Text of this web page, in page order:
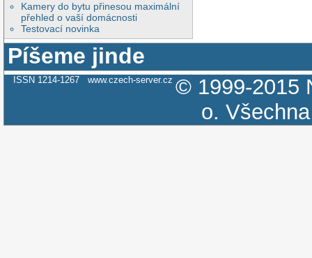
Kamery do bytu přinesou maximální
přehled o vaší domácnosti
Testovací novinka
Píšeme jinde
ISSN 1214-1267 www.czech-server.cz © 1999-2015
o.